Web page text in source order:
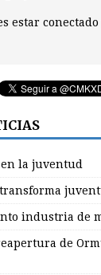
estar conectado
la juventud
industria de
de